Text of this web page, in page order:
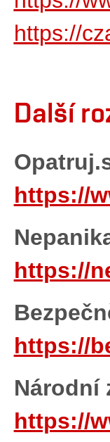
https://
Další
https://
https://
https://
Národní
https://